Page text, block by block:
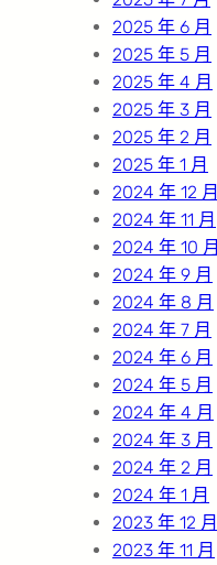
2025 年 6 月
2025 年 5 月
2025 年 4 月
2025 年 3 月
2025 年 2 月
2025 年 1 月
2024 年 12 月
2024 年 11 月
2024 年 10 月
2024 年 9 月
2024 年 8 月
2024 年 7 月
2024 年 6 月
2024 年 5 月
2024 年 4 月
2024 年 3 月
2024 年 2 月
2024 年 1 月
2023 年 12 月
2023 年 11 月